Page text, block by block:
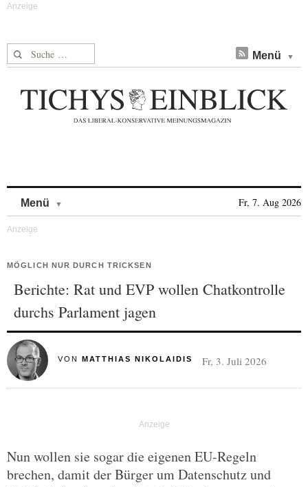
Suche nach: Menü
Menü Fr, 7. Aug 2026
MÖGLICH NUR DURCH TRICKSEN
Berichte: Rat und EVP wollen Chatkontrolle
durchs Parlament jagen
VON MATTHIAS NIKOLAIDIS Fr, 3. Juli 2026
Nun wollen sie sogar die eigenen EU-Regeln
brechen, damit der Bürger um Datenschutz und